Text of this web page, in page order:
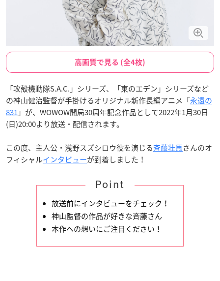
高画質で見る (全4枚)
「攻殻機動隊S.A.C.」シリーズ、「東のエデン」シリーズなど
の神山健治監督が手掛けるオリジナル新作長編アニメ「永遠の
831」が、WOWOW開局30周年記念作品として2022年1月30日
(日)20:00より放送・配信されます。
この度、主人公・浅野スズシロウ役を演じる斉藤壮馬さんのオ
フィシャルインタビューが到着しました！
Point
放送前にインタビューをチェック！
神山監督の作品が好きな斉藤さん
本作への想いにご注目ください！